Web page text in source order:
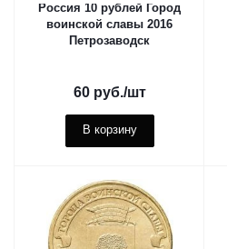
Россия 10 рублей Город
воинской славы 2016
Петрозаводск
60руб./шт
В корзину